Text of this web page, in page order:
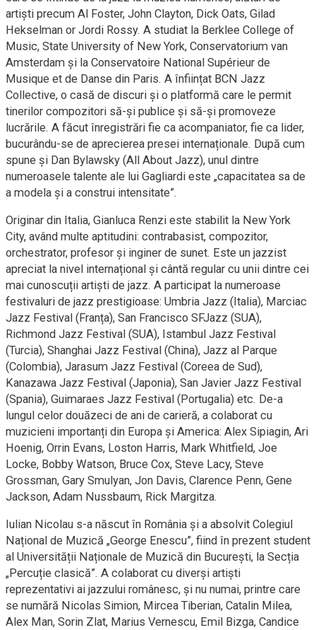
artiști precum Al Foster, John Clayton, Dick Oats, Gilad
Hekselman or Jordi Rossy. A studiat la Berklee College of
Music, State University of New York, Conservatorium van
Amsterdam și la Conservatoire National Supérieur de
Musique et de Danse din Paris. A înființat BCN Jazz
Collective, o casă de discuri și o platformă care le permit
tinerilor compozitori să-și publice și să-și promoveze
lucrările. A făcut înregistrări fie ca acompaniator, fie ca lider,
bucurându-se de aprecierea presei internaționale. După cum
spune și Dan Bylawsky (All About Jazz), unul dintre
numeroasele talente ale lui Gagliardi este „capacitatea sa de
a modela și a construi intensitate”.
Originar din Italia, Gianluca Renzi este stabilit la New York
City, având multe aptitudini: contrabasist, compozitor,
orchestrator, profesor și inginer de sunet. Este un jazzist
apreciat la nivel internațional și cântă regular cu unii dintre cei
mai cunoscuții artiști de jazz. A participat la numeroase
festivaluri de jazz prestigioase: Umbria Jazz (Italia), Marciac
Jazz Festival (Franța), San Francisco SFJazz (SUA),
Richmond Jazz Festival (SUA), Istambul Jazz Festival
(Turcia), Shanghai Jazz Festival (China), Jazz al Parque
(Colombia), Jarasum Jazz Festival (Coreea de Sud),
Kanazawa Jazz Festival (Japonia), San Javier Jazz Festival
(Spania), Guimaraes Jazz Festival (Portugalia) etc. De-a
lungul celor douăzeci de ani de carieră, a colaborat cu
muzicieni importanți din Europa și America: Alex Sipiagin, Ari
Hoenig, Orrin Evans, Loston Harris, Mark Whitfield, Joe
Locke, Bobby Watson, Bruce Cox, Steve Lacy, Steve
Grossman, Gary Smulyan, Jon Davis, Clarence Penn, Gene
Jackson, Adam Nussbaum, Rick Margitza.
Iulian Nicolau s-a născut în România și a absolvit Colegiul
Național de Muzică „George Enescu”, fiind în prezent student
al Universității Naționale de Muzică din București, la Secția
„Percuție clasică”. A colaborat cu diverși artiști
reprezentativi ai jazzului românesc, și nu numai, printre care
se numără Nicolas Simion, Mircea Tiberian, Catalin Milea,
Alex Man, Sorin Zlat, Marius Vernescu, Emil Bizga, Candice